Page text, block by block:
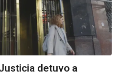
detuvo a